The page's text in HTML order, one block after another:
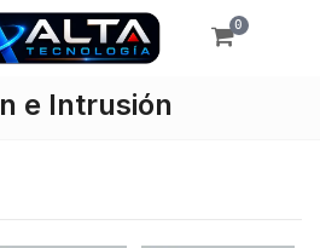
0
e Intrusión